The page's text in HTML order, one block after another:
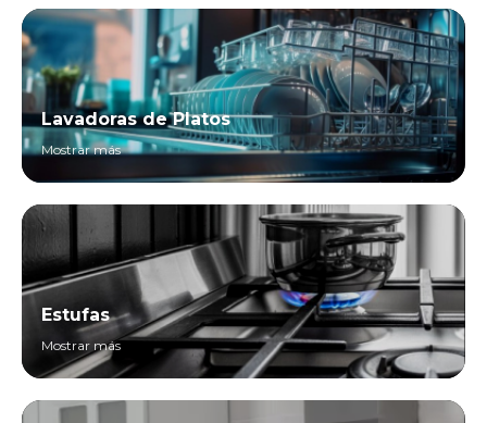
Lavadoras de Platos
Mostrar más
Estufas
Mostrar más